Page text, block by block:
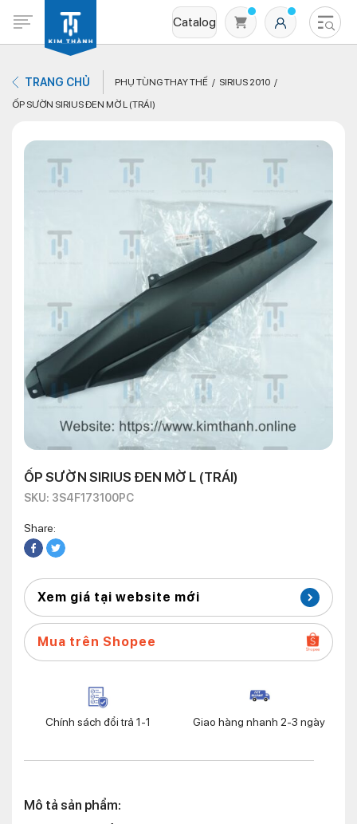
Catalog
Không có sản phẩm nào trong giỏ hàng
TRANG CHỦ PHỤ TÙNG THAY THẾ
SIRIUS 2010
ỐP SƯỜN SIRIUS ĐEN MỜ L (TRÁI)
ỐP SƯỜN SIRIUS ĐEN MỜ L (TRÁI)
SKU: 3S4F173100PC
Share:
Xem giá tại website mới
Mua trên Shopee
Chính sách đổi trả 1-1 Giao hàng nhanh 2-3 ngày
Mô tả sản phẩm: